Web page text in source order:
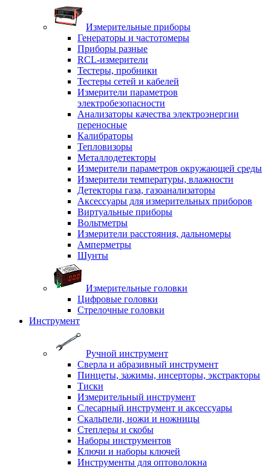
Измерительные приборы
Генераторы и частотомеры
Приборы разные
RCL-измерители
Тестеры, пробники
Тестеры сетей и кабелей
Измерители параметров
электробезопасности
Анализаторы качества электроэнергии
переносные
Калибраторы
Тепловизоры
Металлодетекторы
Измерители параметров окружающей среды
Измерители температуры, влажности
Детекторы газа, газоанализаторы
Аксессуары для измерительных приборов
Виртуальные приборы
Вольтметры
Измерители расстояния, дальномеры
Амперметры
Шунты
Измерительные головки
Цифровые головки
Стрелочные головки
Инструмент
Ручной инструмент
Сверла и абразивный инструмент
Пинцеты, зажимы, инсерторы, экстракторы
Тиски
Измерительный инструмент
Слесарный инструмент и аксессуары
Скальпели, ножи и ножницы
Степлеры и скобы
Наборы инструментов
Ключи и наборы ключей
Инструменты для оптоволокна